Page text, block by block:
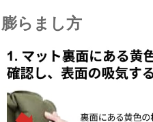
膨らまし方